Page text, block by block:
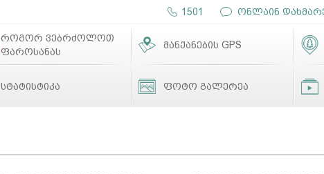
ონლაინ
1501
როგორ ვებრძოლოთ
ფაროსანას
მანქანების GPS
სტატისტიკა ფოტო გალერეა